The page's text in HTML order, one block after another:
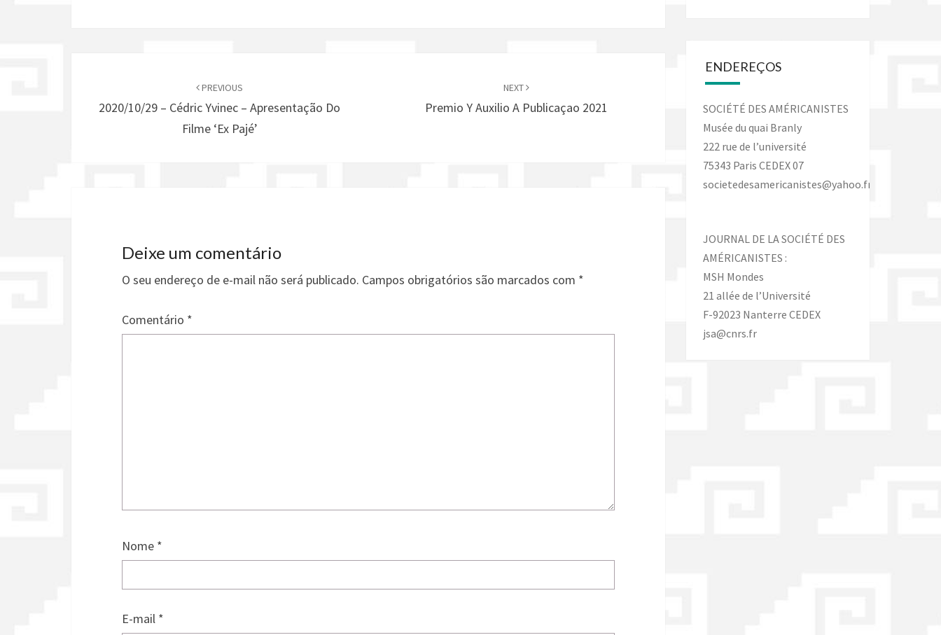
PREVIOUS
2020/10/29 – Cédric Yvinec – Apresentação Do
Filme ‘Ex Pajé’
NEXT
Premio Y Auxilio A Publicaçao 2021
Deixe um comentário
O seu endereço de e-mail não será publicado. Campos obrigatórios são marcados com *
Comentário *
Nome *
E-mail *
ENDEREÇOS
SOCIÉTÉ DES AMÉRICANISTES
Musée du quai Branly
222 rue de l’université
75343 Paris CEDEX 07
societedesamericanistes@yahoo.fr
JOURNAL DE LA SOCIÉTÉ DES
AMÉRICANISTES :
MSH Mondes
21 allée de l’Université
F-92023 Nanterre CEDEX
jsa@cnrs.fr